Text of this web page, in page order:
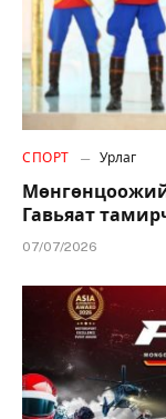
СПОРТ Урлаг
Гавьяат
07/07/2026